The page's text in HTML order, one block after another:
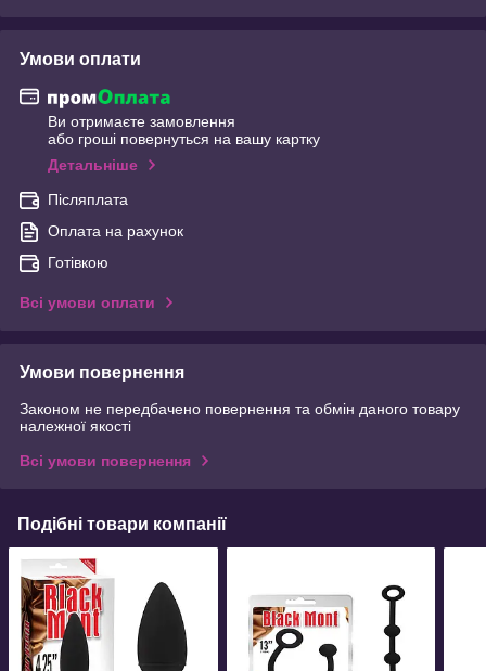
Умови оплати
Ви отримаєте замовлення
або гроші повернуться на вашу картку
Детальніше
Післяплата
Оплата на рахунок
Готівкою
Всі умови оплати
Умови повернення
Законом не передбачено повернення та обмін даного товару
належної якості
Всі умови повернення
Подібні товари компанії